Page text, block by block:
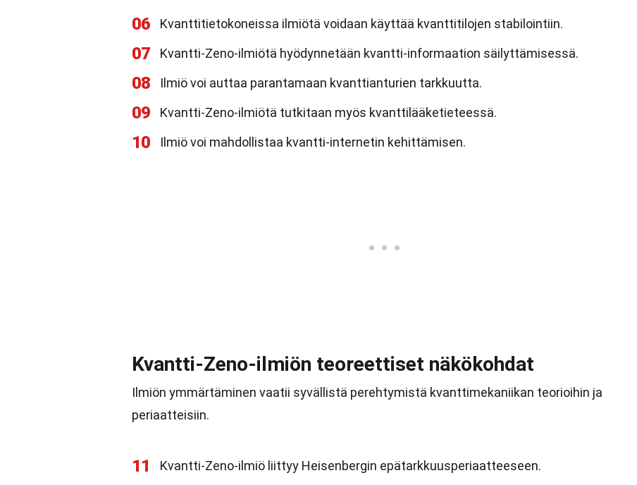
06 Kvanttitietokoneissa ilmiötä voidaan käyttää kvanttitilojen stabilointiin.
07 Kvantti-Zeno-ilmiötä hyödynnetään kvantti-informaation säilyttämisessä.
08 Ilmiö voi auttaa parantamaan kvanttianturien tarkkuutta.
09 Kvantti-Zeno-ilmiötä tutkitaan myös kvanttilääketieteessä.
10 Ilmiö voi mahdollistaa kvantti-internetin kehittämisen.
Kvantti-Zeno-ilmiön teoreettiset näkökohdat
Ilmiön ymmärtäminen vaatii syvällistä perehtymistä kvanttimekaniikan teorioihin ja
periaatteisiin.
11 Kvantti-Zeno-ilmiö liittyy Heisenbergin epätarkkuusperiaatteeseen.